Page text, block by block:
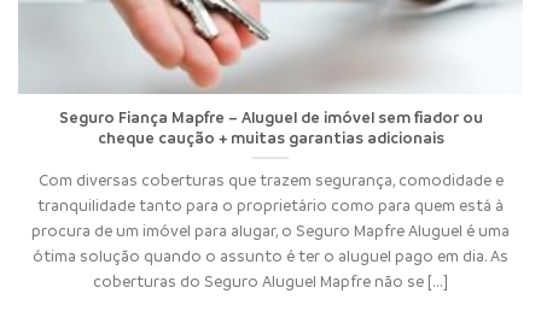
Seguro Fiança Mapfre – Aluguel de imóvel sem fiador ou
cheque caução + muitas garantias adicionais
Com diversas coberturas que trazem segurança, comodidade e
tranquilidade tanto para o proprietário como para quem está à
procura de um imóvel para alugar, o Seguro Mapfre Aluguel é uma
ótima solução quando o assunto é ter o aluguel pago em dia. As
coberturas do Seguro Aluguel Mapfre não se [...]